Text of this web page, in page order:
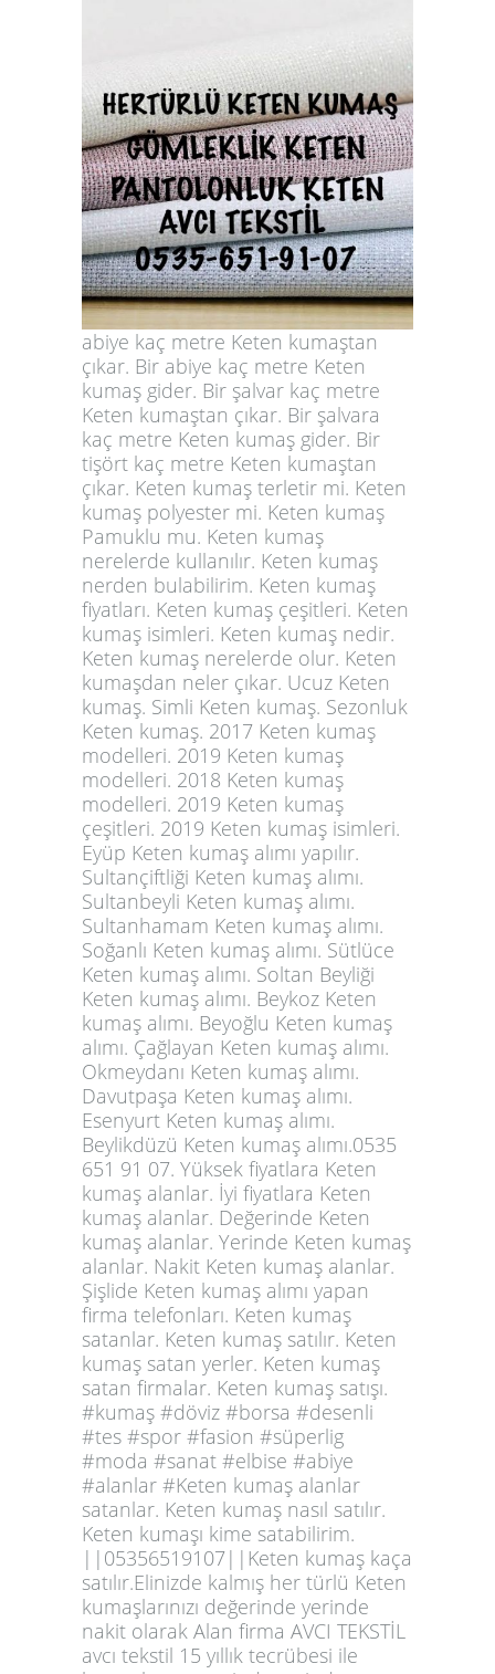
abiye kaç metre Keten kumaştan
çıkar. Bir abiye kaç metre Keten
kumaş gider. Bir şalvar kaç metre
Keten kumaştan çıkar. Bir şalvara
kaç metre Keten kumaş gider. Bir
tişört kaç metre Keten kumaştan
çıkar. Keten kumaş terletir mi. Keten
kumaş polyester mi. Keten kumaş
Pamuklu mu. Keten kumaş
nerelerde kullanılır. Keten kumaş
nerden bulabilirim. Keten kumaş
fiyatları. Keten kumaş çeşitleri. Keten
kumaş isimleri. Keten kumaş nedir.
Keten kumaş nerelerde olur. Keten
kumaşdan neler çıkar. Ucuz Keten
kumaş. Simli Keten kumaş. Sezonluk
Keten kumaş. 2017 Keten kumaş
modelleri. 2019 Keten kumaş
modelleri. 2018 Keten kumaş
modelleri. 2019 Keten kumaş
çeşitleri. 2019 Keten kumaş isimleri.
Eyüp Keten kumaş alımı yapılır.
Sultançiftliği Keten kumaş alımı.
Sultanbeyli Keten kumaş alımı.
Sultanhamam Keten kumaş alımı.
Soğanlı Keten kumaş alımı. Sütlüce
Keten kumaş alımı. Soltan Beyliği
Keten kumaş alımı. Beykoz Keten
kumaş alımı. Beyoğlu Keten kumaş
alımı. Çağlayan Keten kumaş alımı.
Okmeydanı Keten kumaş alımı.
Davutpaşa Keten kumaş alımı.
Esenyurt Keten kumaş alımı.
Beylikdüzü Keten kumaş alımı.0535
651 91 07. Yüksek fiyatlara Keten
kumaş alanlar. İyi fiyatlara Keten
kumaş alanlar. Değerinde Keten
kumaş alanlar. Yerinde Keten kumaş
alanlar. Nakit Keten kumaş alanlar.
Şişlide Keten kumaş alımı yapan
firma telefonları. Keten kumaş
satanlar. Keten kumaş satılır. Keten
kumaş satan yerler. Keten kumaş
satan firmalar. Keten kumaş satışı.
#kumaş #döviz #borsa #desenli
#tes #spor #fasion #süperlig
#moda #sanat #elbise #abiye
#alanlar #Keten kumaş alanlar
satanlar. Keten kumaş nasıl satılır.
Keten kumaşı kime satabilirim.
||05356519107||Keten kumaş kaça
satılır.Elinizde kalmış her türlü Keten
kumaşlarınızı değerinde yerinde
nakit olarak Alan firma AVCI TEKSTİL
avcı tekstil 15 yıllık tecrübesi ile